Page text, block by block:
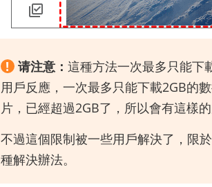
! 请注意： 這種方法一次最多只能下
用戶反應，一次最多只能下載2GB的
片，已經超過2GB了，所以會有這樣
不過這個限制被一些用戶解決了，限
種解決辦法。